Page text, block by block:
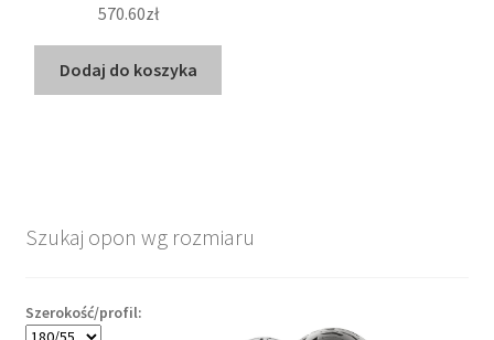
570.60zł
Dodaj do koszyka
Szukaj opon wg rozmiaru
Szerokość/profil: